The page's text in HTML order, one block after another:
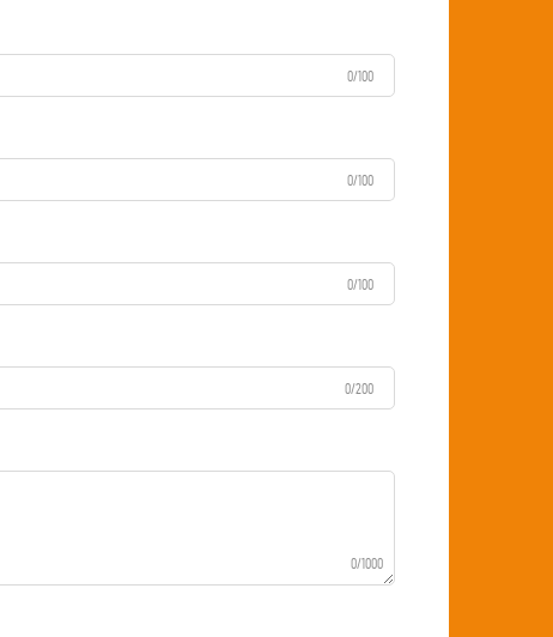
0/100
0/100
0/100
0/200
0/1000